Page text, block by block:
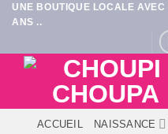
Passer
au
UNE BOUTIQUE LOCALE
ANS ..
ACCUEIL NAISSANCE